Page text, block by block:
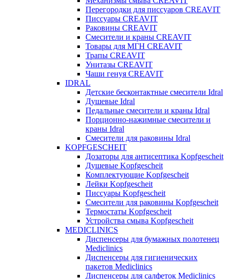
Перегородки для писсуаров CREAVIT
Писсуары CREAVIT
Раковины CREAVIT
Смесители и краны CREAVIT
Товары для МГН CREAVIT
Трапы CREAVIT
Унитазы CREAVIT
Чаши генуя CREAVIT
IDRAL
Детские бесконтактные смесители Idral
Душевые Idral
Педальные смесители и краны Idral
Порционно-нажимные смесители и
краны Idral
Смеcители для раковины Idral
KOPFGESCHEIT
Дозаторы для антисептика Kopfgescheit
Душевые Kopfgescheit
Комплектующие Kopfgescheit
Лейки Kopfgescheit
Писсуары Kopfgescheit
Смесители для раковины Kopfgescheit
Термостаты Kopfgescheit
Устройства смыва Kopfgescheit
MEDICLINICS
Диспенсеры для бумажных полотенец
Mediclinics
Диспенсеры для гигиенических
пакетов Mediclinics
Диспенсеры для салфеток Mediclinics